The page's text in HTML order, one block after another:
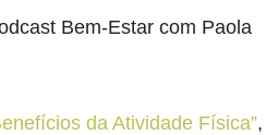
Bem-Estar com Paola
da Atividade Física”,